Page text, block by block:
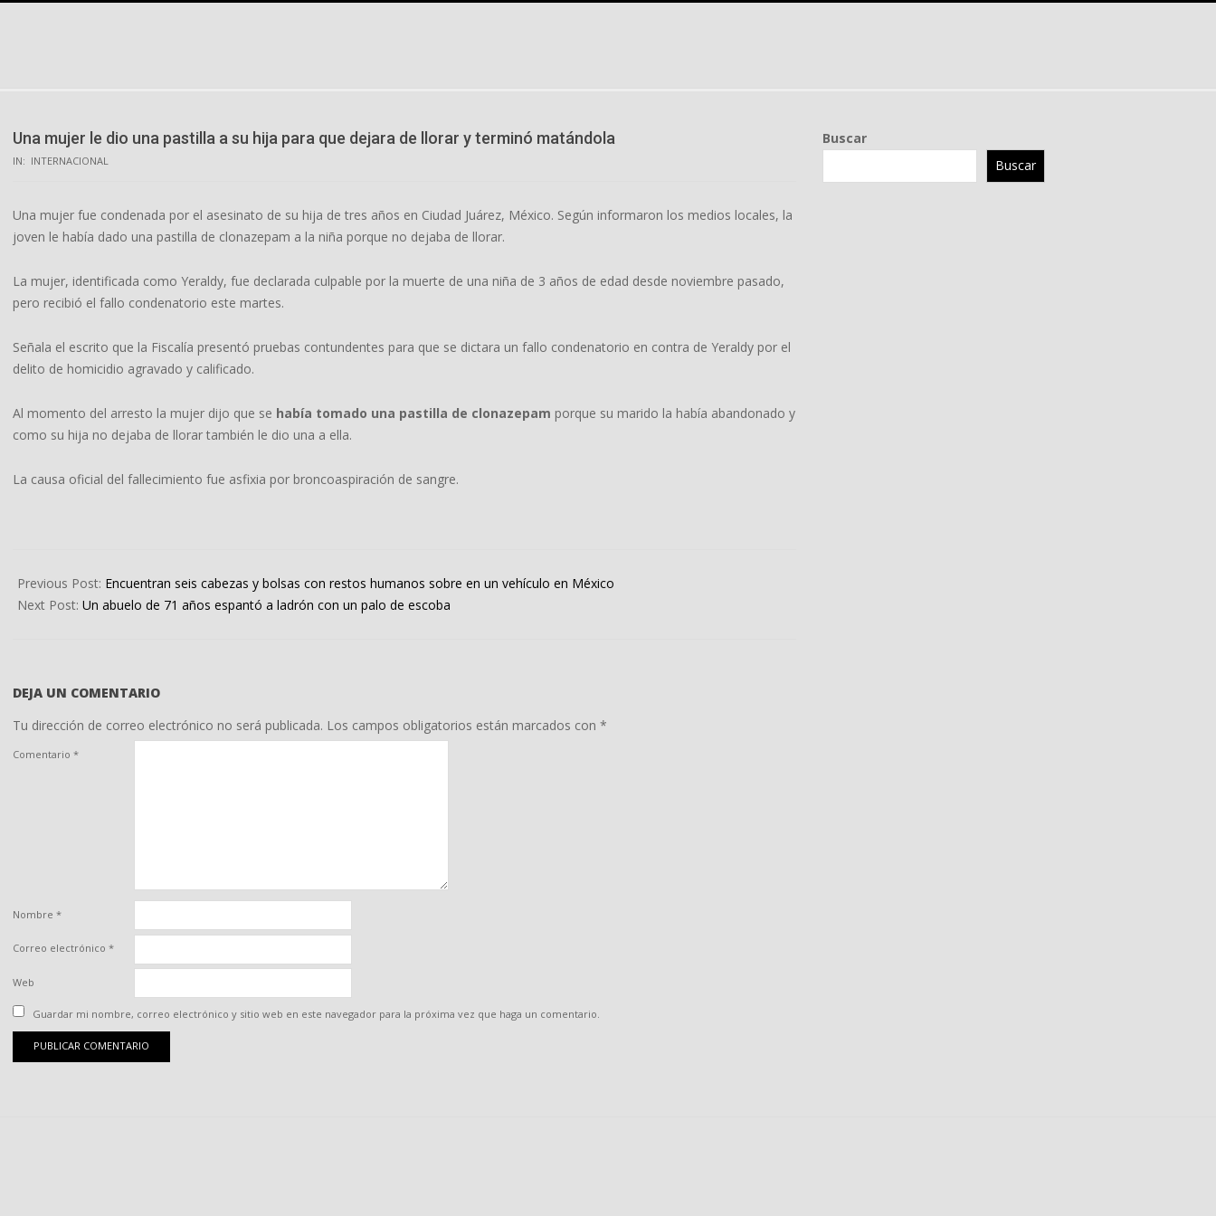
Una mujer le dio una pastilla a su hija para que dejara de llorar y terminó matándola
IN: INTERNACIONAL
Una mujer fue condenada por el asesinato de su hija de tres años en Ciudad Juárez, México. Según informaron los medios locales, la
joven le había dado una pastilla de clonazepam a la niña porque no dejaba de llorar.
La mujer, identificada como Yeraldy, fue declarada culpable por la muerte de una niña de 3 años de edad desde noviembre pasado,
pero recibió el fallo condenatorio este martes.
Señala el escrito que la Fiscalía presentó pruebas contundentes para que se dictara un fallo condenatorio en contra de Yeraldy por el
delito de homicidio agravado y calificado.
Al momento del arresto la mujer dijo que se había tomado una pastilla de clonazepam porque su marido la había abandonado y
como su hija no dejaba de llorar también le dio una a ella.
La causa oficial del fallecimiento fue asfixia por broncoaspiración de sangre.
04-
01
Previous Post: Encuentran seis cabezas y bolsas con restos humanos sobre en un vehículo en México
Next Post: Un abuelo de 71 años espantó a ladrón con un palo de escoba
DEJA UN COMENTARIO
Tu dirección de correo electrónico no será publicada. Los campos obligatorios están marcados con *
Comentario *
Nombre *
Correo electrónico *
Web
Guardar mi nombre, correo electrónico y sitio web en este navegador para la próxima vez que haga un comentario.
Buscar
Buscar